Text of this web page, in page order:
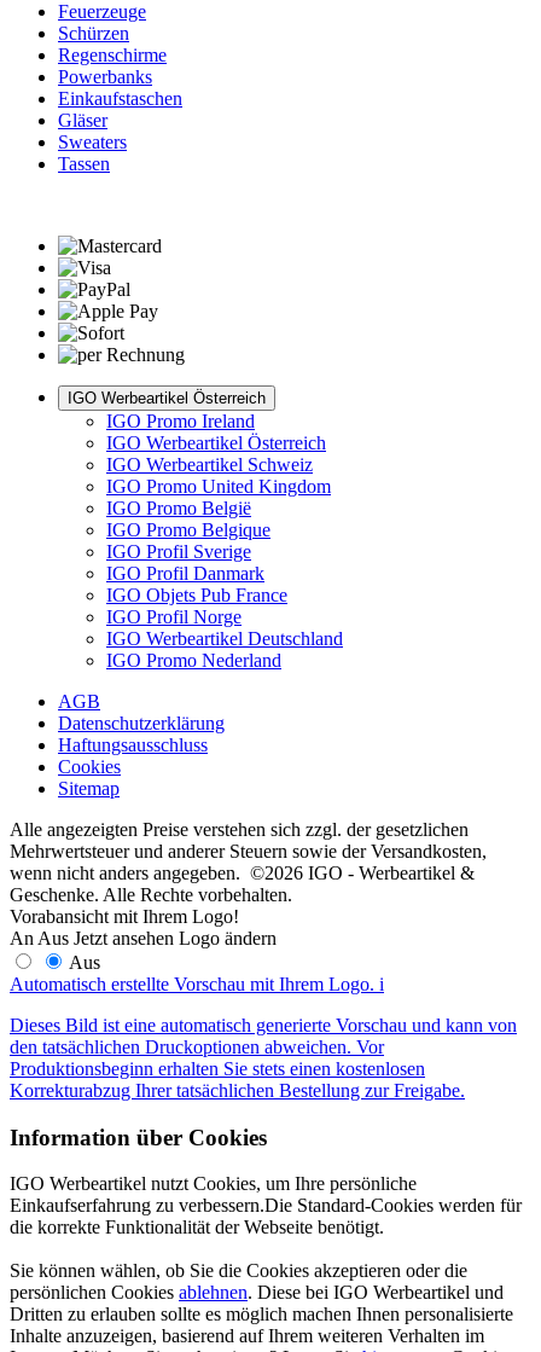
Feuerzeuge
Schürzen
Regenschirme
Powerbanks
Einkaufstaschen
Gläser
Sweaters
Tassen
IGO Werbeartikel Österreich
IGO Promo Ireland
IGO Werbeartikel Österreich
IGO Werbeartikel Schweiz
IGO Promo United Kingdom
IGO Promo België
IGO Promo Belgique
IGO Profil Sverige
IGO Profil Danmark
IGO Objets Pub France
IGO Profil Norge
IGO Werbeartikel Deutschland
IGO Promo Nederland
AGB
Datenschutzerklärung
Haftungsausschluss
Cookies
Sitemap
Alle angezeigten Preise verstehen sich zzgl. der gesetzlichen
Mehrwertsteuer und anderer Steuern sowie der Versandkosten,
wenn nicht anders angegeben. ©2026 IGO - Werbeartikel &
Geschenke. Alle Rechte vorbehalten.
Vorabansicht mit Ihrem Logo!
An Aus Jetzt ansehen Logo ändern
Aus
Automatisch erstellte Vorschau mit Ihrem Logo. i
Dieses Bild ist eine automatisch generierte Vorschau und kann von
den tatsächlichen Druckoptionen abweichen. Vor
Produktionsbeginn erhalten Sie stets einen kostenlosen
Korrekturabzug Ihrer tatsächlichen Bestellung zur Freigabe.
Information über Cookies
IGO Werbeartikel nutzt Cookies, um Ihre persönliche
Einkaufserfahrung zu verbessern.Die Standard-Cookies werden für
die korrekte Funktionalität der Webseite benötigt.
Sie können wählen, ob Sie die Cookies akzeptieren oder die
persönlichen Cookies ablehnen. Diese bei IGO Werbeartikel und
Dritten zu erlauben sollte es möglich machen Ihnen personalisierte
Inhalte anzuzeigen, basierend auf Ihrem weiteren Verhalten im